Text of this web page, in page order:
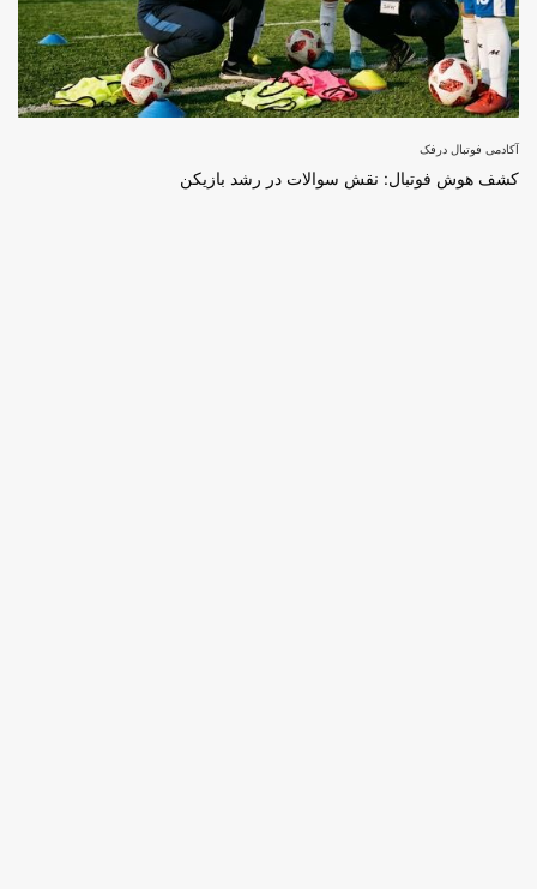
آکادمی فوتبال درفک
کشف هوش فوتبال: نقش سوالات در رشد بازیکن